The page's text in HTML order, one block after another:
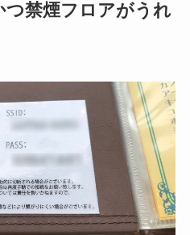
禁煙フロアがうれ